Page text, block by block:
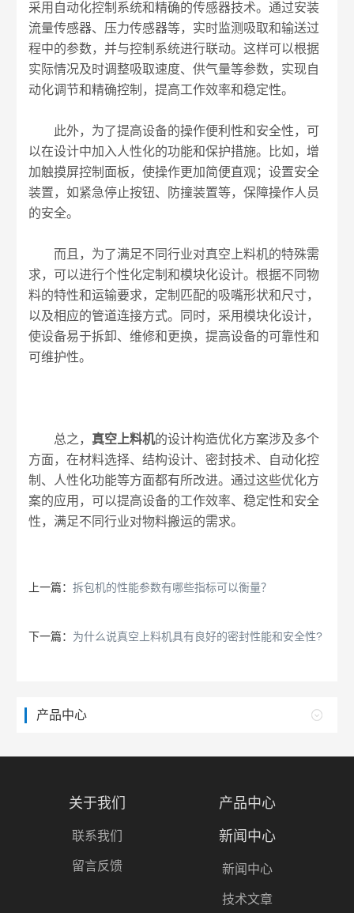
采用自动化控制系统和精确的传感器技术。通过安装
流量传感器、压力传感器等，实时监测吸取和输送过
程中的参数，并与控制系统进行联动。这样可以根据
实际情况及时调整吸取速度、供气量等参数，实现自
动化调节和精确控制，提高工作效率和稳定性。
此外，为了提高设备的操作便利性和安全性，可
以在设计中加入人性化的功能和保护措施。比如，增
加触摸屏控制面板，使操作更加简便直观；设置安全
装置，如紧急停止按钮、防撞装置等，保障操作人员
的安全。
而且，为了满足不同行业对真空上料机的特殊需
求，可以进行个性化定制和模块化设计。根据不同物
料的特性和运输要求，定制匹配的吸嘴形状和尺寸，
以及相应的管道连接方式。同时，采用模块化设计，
使设备易于拆卸、维修和更换，提高设备的可靠性和
可维护性。
总之， 真空上料机的设计构造优化方案涉及多个
方面，在材料选择、结构设计、密封技术、自动化控
制、人性化功能等方面都有所改进。通过这些优化方
案的应用，可以提高设备的工作效率、稳定性和安全
性，满足不同行业对物料搬运的需求。
上一篇：拆包机的性能参数有哪些指标可以衡量？
下一篇： 为什么说真空上料机具有良好的密封性能和安全性?
产品中心
关于我们
联系我们
留言反馈
产品中心
新闻中心
新闻中心
技术文章